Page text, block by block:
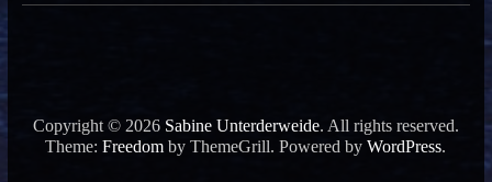
Copyright © 2026 Sabine Unterderweide. All rights reserved.
Theme:Freedom by ThemeGrill. Powered byWordPress.